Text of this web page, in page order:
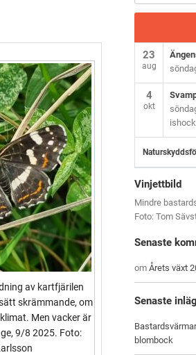
av kartfjärilen
skrämmande, om
Men vacker är
9/8 2025. Foto:
23
aug
4
okt
Vinjettbild
Mindre
Foto: Tom
Senaste
omÅrets växt
Senaste
blombock